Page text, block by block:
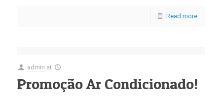
Read more
admin at
Promoção Ar Condicionado!